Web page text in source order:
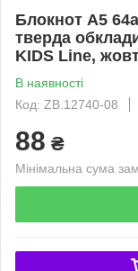
Блокнот А5
тверда
KIDS Line,
В наявності
Код: ZB.12740-08
88 ₴
Мінімальна сума